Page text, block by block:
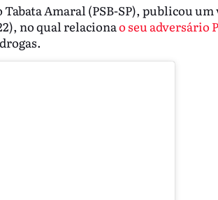
Amaral (PSB-SP), publicou um
no qual relacionao seu adversário